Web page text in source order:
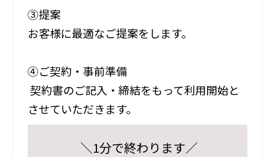
③提案
お客様に最適なご提案をします。
④ご契約・事前準備
契約書のご記入・締結をもって利用開始と
させていただきます。
＼1分で終わります／